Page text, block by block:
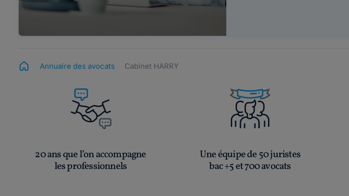
Annuaire des avocats Cabinet HARRY
20 ans que l’on accompagne
les professionnels
Une équipe de 50 juristes
bac +5 et 700 avocats